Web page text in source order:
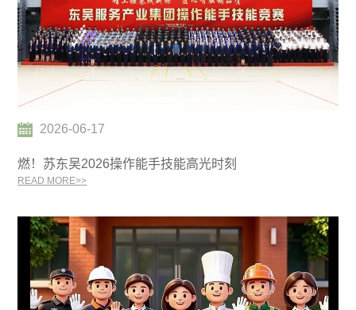
2026-06-17
燃！苏东吴2026操作能手技能高光时刻
READ MORE>>